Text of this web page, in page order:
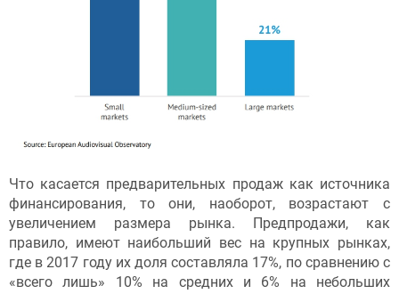
Что касается предварительных продаж как источника
финансирования, то они, наоборот, возрастают с
увеличением размера рынка. Предпродажи, как
правило, имеют наибольший вес на крупных рынках,
где в 2017 году их доля составляла 17%, по сравнению с
«всего лишь» 10% на средних и 6% на небольших